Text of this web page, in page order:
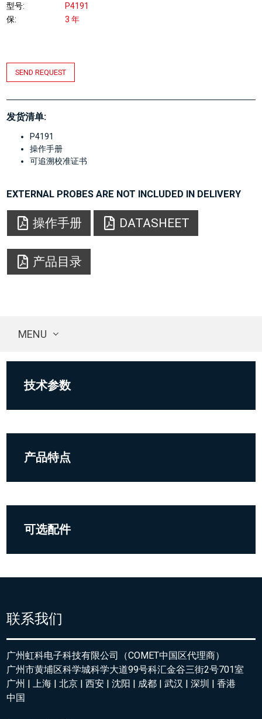
型号
P4191
保
3 年
SEND REQUEST
发货清单:
P4191
操作手册
可追溯校准证书
EXTERNAL PROBES ARE NOT INCLUDED IN DELIVERY
操作手册 DATASHEET
产品目录
MENU
技术参数
产品特点
可选配件
联系我们
广州虹科电子科技有限公司（COMET中国区代理商）
广州市黄埔区科学城科学大道99号科汇金谷三街2号701室
广州 | 上海 | 北京 | 西安 | 沈阳 | 成都 | 武汉 | 深圳 | 香港
中国